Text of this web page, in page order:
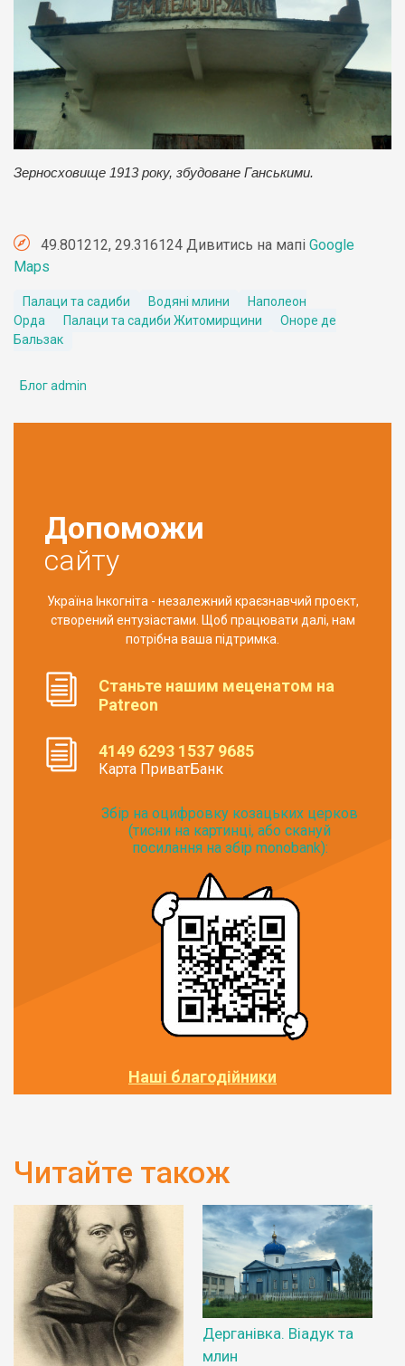
Зерносховище 1913 року, збудоване Ганськими.
49.801212, 29.316124 Дивитись на мапі Google
Maps
Палаци та садиби Водяні млини
Наполеон
Орда
Палаци та садиби Житомирщини
Оноре де
Бальзак
Блог admin
Допоможи
сайту
Україна Інкогніта - незалежний краєзнавчий проект,
створений ентузіастами. Щоб працювати далі, нам
потрібна ваша підтримка.
Станьте нашим меценатом на
Patreon
4149 6293 1537 9685
Карта ПриватБанк
Збір на оцифровку козацьких церков
(тисни на картинці, або скануй
посилання на збір monobank):
Наші благодійники
Читайте також
Дерганівка. Віадук та
млин